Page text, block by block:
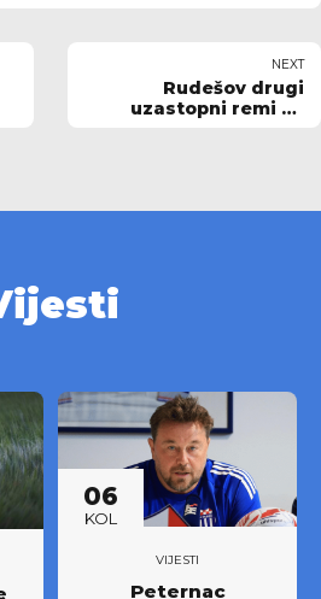
NEXT
Rudešov drugi
uzastopni remi za
06
KOL
VIJESTI
Peternac